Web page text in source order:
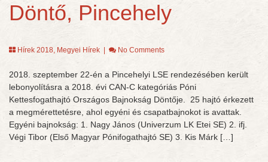
Döntő, Pincehely
Hírek 2018, Megyei Hírek No Comments
2018. szeptember 22-én a Pincehelyi LSE rendezésében került
lebonyolításra a 2018. évi CAN-C kategóriás Póni
Kettesfogathajtó Országos Bajnokság Döntője. 25 hajtó érkezett
a megmérettetésre, ahol egyéni és csapatbajnokot is avattak.
Egyéni bajnokság: 1. Nagy János (Univerzum LK Etei SE) 2. ifj.
Végi Tibor (Első Magyar Pónifogathajtó SE) 3. Kis Márk […]